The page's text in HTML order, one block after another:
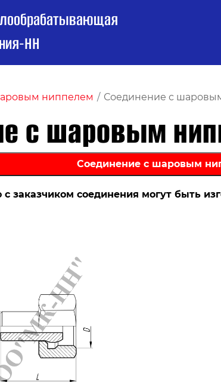
НН
ниппелем / Соединение с
с шаровым
с заказчиком соединения могут быть